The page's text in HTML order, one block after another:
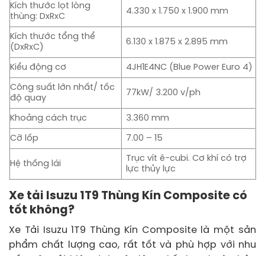
Kích thước lọt lòng
thùng: DxRxC
4.330 x 1.750 x 1.900 mm
Kích thước tổng thể
(DxRxC)
6.130 x 1.875 x 2.895 mm
Kiểu động cơ 4JH1E4NC (Blue Power Euro 4)
Công suất lớn nhất/ tốc
độ quay
77kW/ 3.200 v/ph
Khoảng cách trục 3.360 mm
Cỡ lốp 7.00 – 15
Hệ thống lái
Trục vít ê-cubi. Cơ khí có trợ
lực thủy lực
Xe tải Isuzu 1T9 Thùng Kín Composite có
tốt không?
Xe Tải Isuzu 1T9 Thùng Kín Composite là một sản
phẩm chất lượng cao, rất tốt và phù hợp với nhu